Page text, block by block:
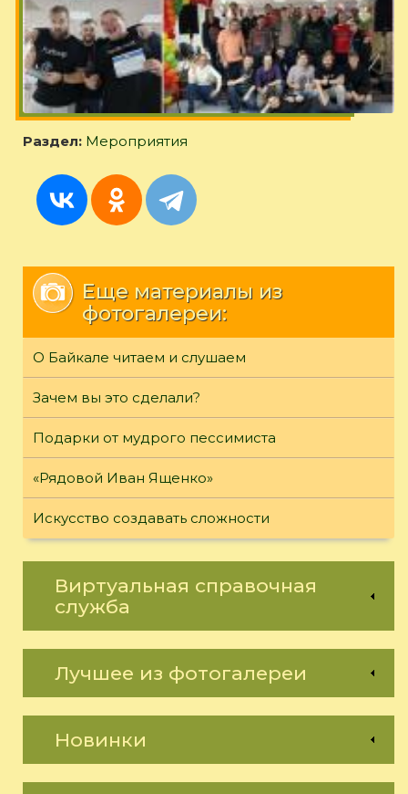
Раздел: Мероприятия
Еще материалы из
фотогалереи:
О Байкале читаем и слушаем
Зачем вы это сделали?
Подарки от мудрого пессимиста
«Рядовой Иван Ященко»
Искусство создавать сложности
Виртуальная справочная
служба
Лучшее из фотогалереи
Новинки